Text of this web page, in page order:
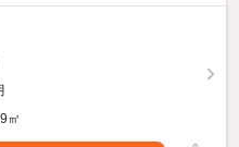
㎡